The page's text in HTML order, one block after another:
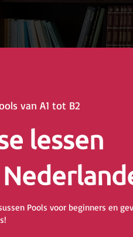
van A1 tot B2
lessen
Pools voor beginners en